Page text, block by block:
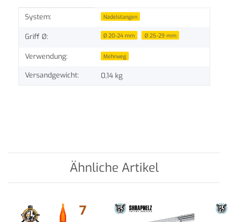
Produkteigenschaft
Wert
System: Nadelstangen
Griff Ø: Ø 20-24 mm Ø 25-29 mm
Verwendung: Mehrweg
Versandgewicht: 0,14 kg
Ähnliche Artikel